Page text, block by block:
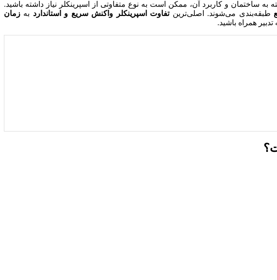
ساختمان و کاربرد آن، ممکن است به نوع متفاوتی از اسپرینکلر نیاز داشته باشید.
طبقه‌بندی می‌شوند. اصلی‌ترینتفاوت اسپرینکلر واکنش سریع و استاندارد به زمان
همراه باشید.